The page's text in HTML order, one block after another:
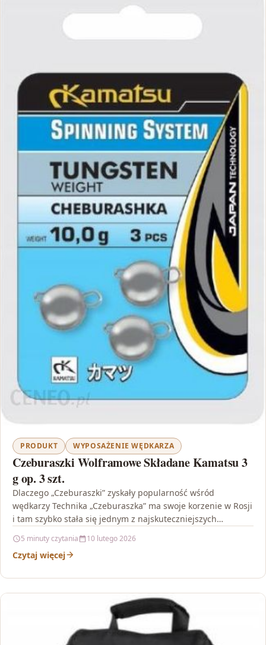
PRODUKT WYPOSAŻENIE WĘDKARZA
Czeburaszki Wolframowe Składane Kamatsu 3
g op. 3 szt.
Dlaczego „Czeburaszki” zyskały popularność wśród
wędkarzy Technika „Czeburaszka” ma swoje korzenie w Rosji
i tam szybko stała się jednym z najskuteczniejszych
5 minuty czytania 10 lutego 2026
Czytaj więcej